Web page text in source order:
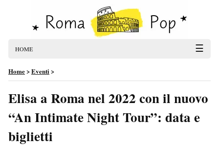
HOME ☰
Home>Eventi>
Elisa a Roma nel 2022 con il nuovo
“An Intimate Night Tour”: data e
biglietti